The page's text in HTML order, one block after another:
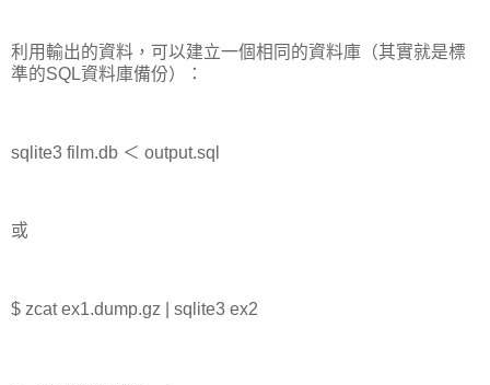
利用輸出的資料，可以建立一個相同的資料庫（其實就是標
準的SQL資料庫備份）：
sqlite3 film.db ＜ output.sql
或
$ zcat ex1.dump.gz | sqlite3 ex2